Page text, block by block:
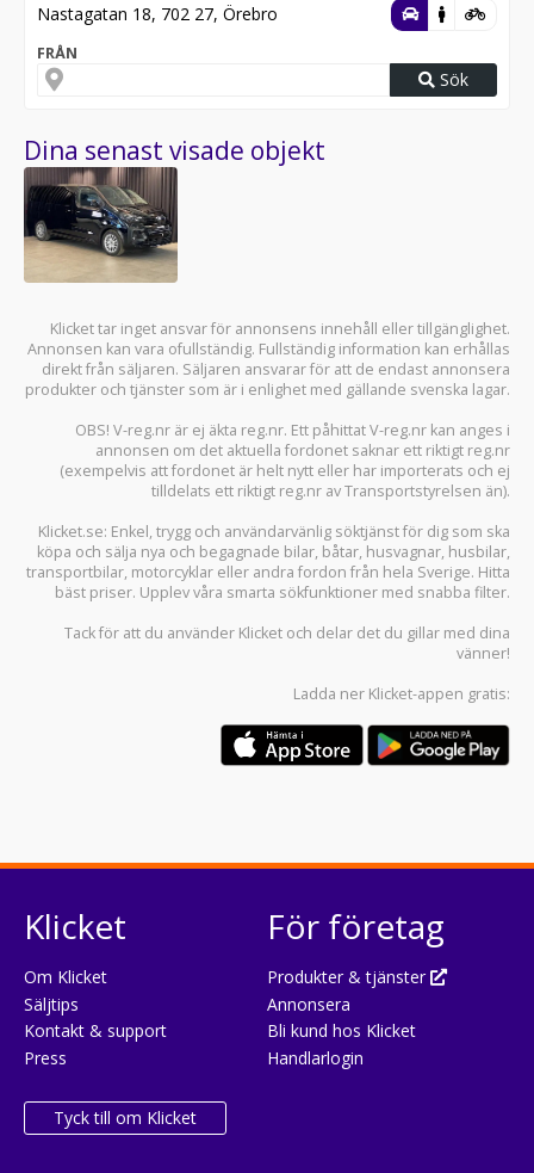
Nastagatan 18, 702 27, Örebro
FRÅN
Sök
Dina senast visade objekt
Klicket tar inget ansvar för annonsens innehåll eller tillgänglighet.
Annonsen kan vara ofullständig. Fullständig information kan erhållas
direkt från säljaren. Säljaren ansvarar för att de endast annonsera
produkter och tjänster som är i enlighet med gällande svenska lagar.
OBS! V-reg.nr är ej äkta reg.nr. Ett påhittat V-reg.nr kan anges i
annonsen om det aktuella fordonet saknar ett riktigt reg.nr
(exempelvis att fordonet är helt nytt eller har importerats och ej
tilldelats ett riktigt reg.nr av Transportstyrelsen än).
Klicket.se: Enkel, trygg och användarvänlig söktjänst för dig som ska
köpa och sälja nya och begagnade bilar, båtar, husvagnar, husbilar,
transportbilar, motorcyklar eller andra fordon från hela Sverige. Hitta
bäst priser. Upplev våra smarta sökfunktioner med snabba filter.
Tack för att du använder Klicket och delar det du gillar med dina
vänner!
Ladda ner Klicket-appen gratis:
Klicket
Om Klicket
Säljtips
Kontakt & support
Press
Tyck till om Klicket
För företag
Produkter & tjänster
Annonsera
Bli kund hos Klicket
Handlarlogin